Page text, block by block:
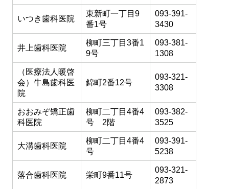
いつき歯科医院
東新町一丁目9
番1号
093-391-
3430
井上歯科医院
柳町三丁目3番1
9号
093-381-
1308
（医療法人暖啓
会）牛島歯科医
院
錦町2番12号
093-321-
3308
おおみぞ矯正歯
科医院
柳町二丁目4番4
号 2階
093-382-
3525
大溝歯科医院
柳町二丁目4番4
号
093-391-
5238
落合歯科医院 栄町9番11号
093-321-
2873